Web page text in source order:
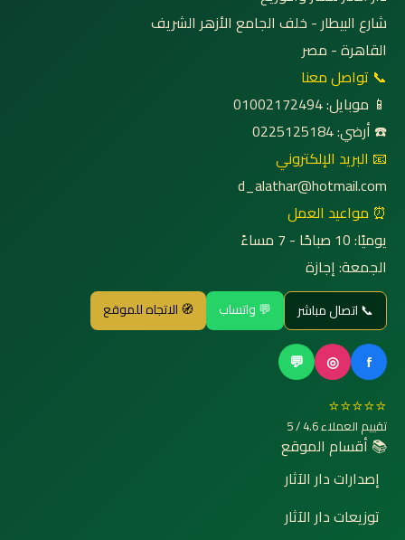
شارع البيطار - خلف الجامع الأزهر الشريف
القاهرة - مصر
📞 تواصل معنا
📱 موبايل: 01002172494
☎️ أرضي: 0225125184
📧 البريد الإلكتروني
d_alathar@hotmail.com
⏰ مواعيد العمل
يوميًا: 10 صباحًا - 7 مساءً
الجمعة: إجازة
📞 اتصال مباشر 💬 واتساب 🧭 الاتجاه للموقع
f
◎
💬
⭐⭐⭐⭐⭐
تقييم العملاء 4.6 / 5
📚 أقسام الموقع
إصدارات دار الآثار
توزيعات دار الآثار